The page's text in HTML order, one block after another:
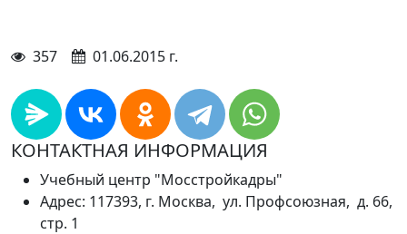
357 01.06.2015 г.
КОНТАКТНАЯ ИНФОРМАЦИЯ
Учебный центр "Мосстройкадры"
Адрес: 117393, г. Москва, ул. Профсоюзная, д. 66,
стр. 1